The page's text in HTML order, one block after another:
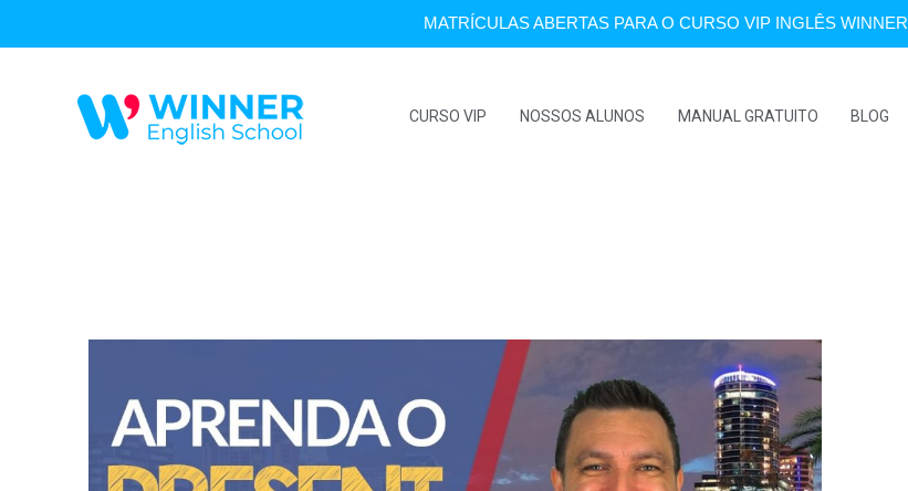
MATRÍCULAS ABERTAS PARA O CURSO VIP INGLÊS WINNER
CURSO VIP NOSSOS ALUNOS MANUAL GRATUITO BLOG